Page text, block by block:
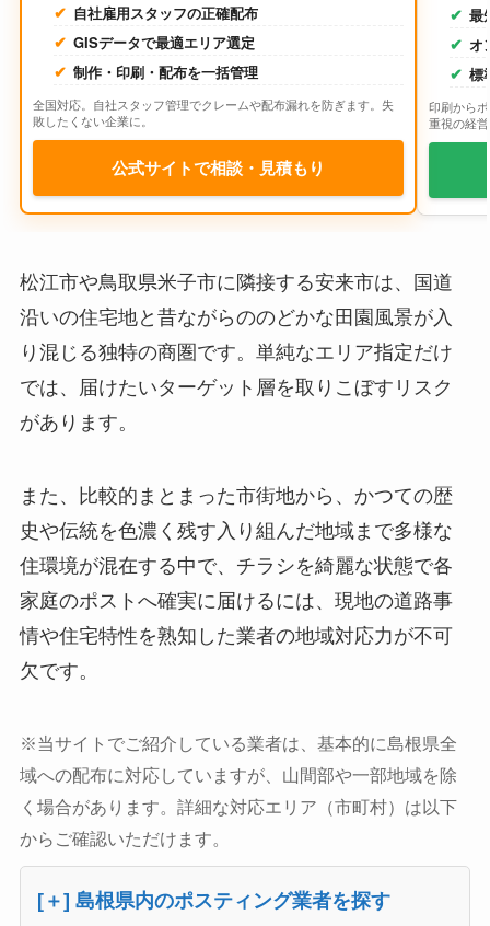
自社雇用スタッフの正確配布
GISデータで最適エリア選定
制作・印刷・配布を一括管理
全国対応。自社スタッフ管理でクレームや配布漏れを防ぎます。失
敗したくない企業に。
公式サイトで相談・見積もり
最
オ
標
印刷から
重視の経
松江市や鳥取県米子市に隣接する安来市は、国道
沿いの住宅地と昔ながらののどかな田園風景が入
り混じる独特の商圏です。単純なエリア指定だけ
では、届けたいターゲット層を取りこぼすリスク
があります。
また、比較的まとまった市街地から、かつての歴
史や伝統を色濃く残す入り組んだ地域まで多様な
住環境が混在する中で、チラシを綺麗な状態で各
家庭のポストへ確実に届けるには、現地の道路事
情や住宅特性を熟知した業者の地域対応力が不可
欠です。
※当サイトでご紹介している業者は、基本的に島根県全
域への配布に対応していますが、山間部や一部地域を除
く場合があります。詳細な対応エリア（市町村）は以下
からご確認いただけます。
[＋] 島根県内のポスティング業者を探す